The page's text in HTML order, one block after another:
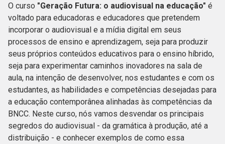
O curso "Geração Futura: o audiovisual na educação" é
voltado para educadoras e educadores que pretendem
incorporar o audiovisual e a mídia digital em seus
processos de ensino e aprendizagem, seja para produzir
seus próprios conteúdos educativos para o ensino híbrido,
seja para experimentar caminhos inovadores na sala de
aula, na intenção de desenvolver, nos estudantes e com os
estudantes, as habilidades e competências desejadas para
a educação contemporânea alinhadas às competências da
BNCC. Neste curso, nós vamos desvendar os principais
segredos do audiovisual - da gramática à produção, até a
distribuição - e conhecer exemplos de como essa